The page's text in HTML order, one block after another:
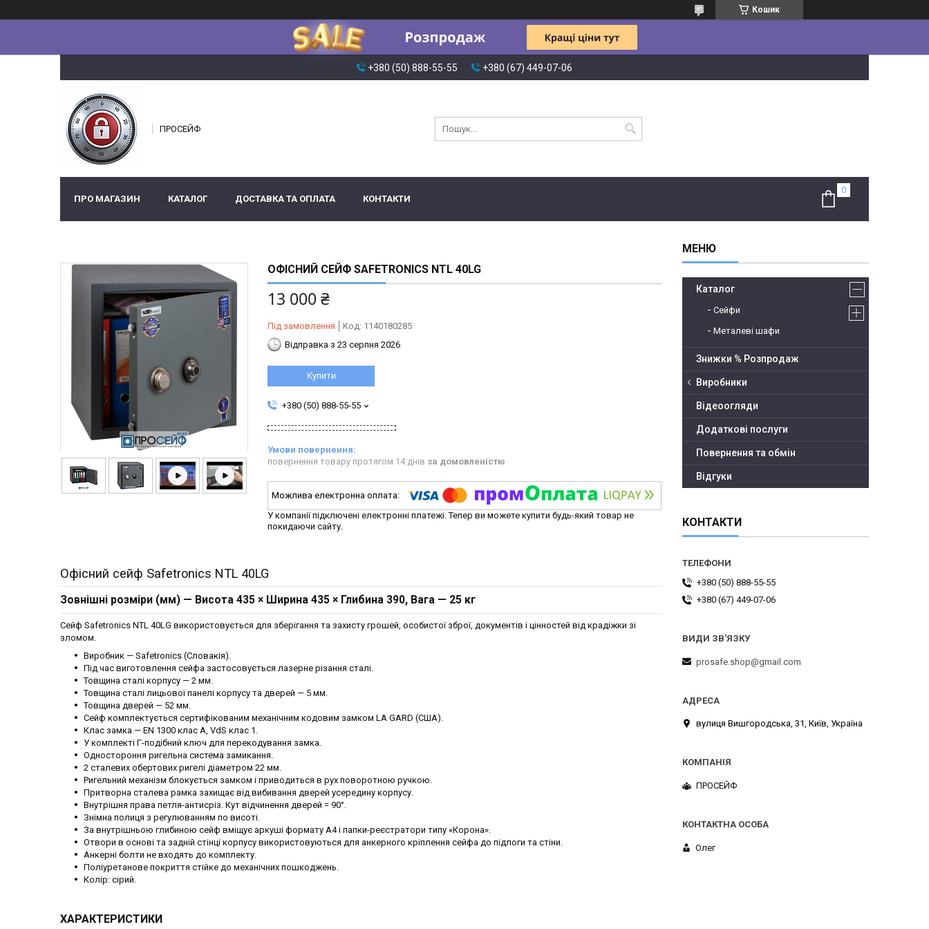
Кошик
+380 (50) 888-55-55 +380 (67) 449-07-06
ПРОСЕЙФ
ПРО МАГАЗИН КАТАЛОГ ДОСТАВКА ТА ОПЛАТА КОНТАКТИ
ОФІСНИЙ СЕЙФ SAFETRONICS NTL 40LG
13 000 ₴
Під замовлення Код: 1140180285
Відправка з 23 серпня 2026
Купити
+380 (50) 888-55-55
повернення товару протягом 14 днів за домовленістю
У компанії підключені електронні платежі. Тепер ви можете купити будь-який товар не
покидаючи сайту.
Офісний сейф Safetronics NTL 40LG
Зовнішні розміри (мм) — Висота 435 × Ширина 435 × Глибина 390, Вага — 25 кг
Сейф Safetronics NTL 40LG використовується для зберігання та захисту грошей, особистої зброї, документів і цінностей від крадіжки зі
зломом.
Виробник — Safetronics (Словакія).
Під час виготовлення сейфа застосовується лазерне різання сталі.
Товщина сталі корпусу — 2 мм.
Товщина сталі лицьової панелі корпусу та дверей — 5 мм.
Товщина дверей — 52 мм.
Сейф комплектується сертифікованим механічним кодовим замком LA GARD (США).
Клас замка — EN 1300 клас A, VdS клас 1.
У комплекті Г-подібний ключ для перекодування замка.
Одностороння ригельна система замикання.
2 сталевих обертових ригелі діаметром 22 мм.
Ригельний механізм блокується замком і приводиться в рух поворотною ручкою.
Притворна сталева рамка захищає від вибивання дверей усередину корпусу.
Внутрішня права петля-антисріз. Кут відчинення дверей = 90°.
Знімна полиця з регулюванням по висоті.
За внутрішньою глибиною сейф вміщує аркуші формату А4 і папки-реєстратори типу «Корона».
Отвори в основі та задній стінці корпусу використовуються для анкерного кріплення сейфа до підлоги та стіни.
Анкерні болти не входять до комплекту.
Поліуретанове покриття стійке до механічних пошкоджень.
Колір: сірий.
ХАРАКТЕРИСТИКИ
Каталог
Сейфи
Металеві шафи
Знижки % Розпродаж
Виробники
Відеоогляди
Додаткові послуги
Повернення та обмін
Відгуки
КОНТАКТИ
+380 (50) 888-55-55
+380 (67) 449-07-06
prosafe.shop@gmail.com
вулиця Вишгородська, 31, Київ, Україна
ПРОСЕЙФ
Олег